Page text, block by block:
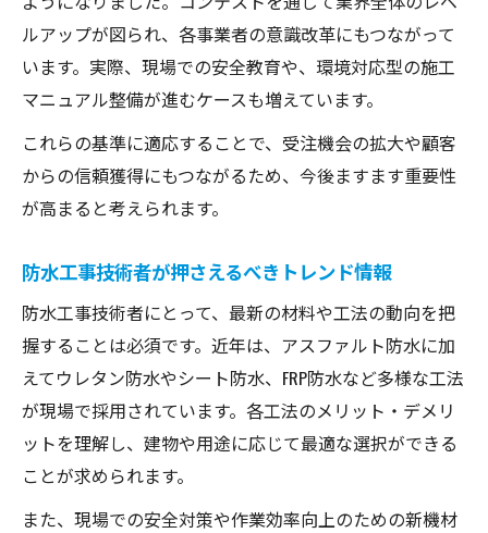
ルアップが図られ、各事業者の意識改革にもつながって
います。実際、現場での安全教育や、環境対応型の施工
マニュアル整備が進むケースも増えています。
これらの基準に適応することで、受注機会の拡大や顧客
からの信頼獲得にもつながるため、今後ますます重要性
が高まると考えられます。
防水工事技術者が押さえるべきトレンド情報
防水工事技術者にとって、最新の材料や工法の動向を把
握することは必須です。近年は、アスファルト防水に加
えてウレタン防水やシート防水、FRP防水など多様な工法
が現場で採用されています。各工法のメリット・デメリ
ットを理解し、建物や用途に応じて最適な選択ができる
ことが求められます。
また、現場での安全対策や作業効率向上のための新機材